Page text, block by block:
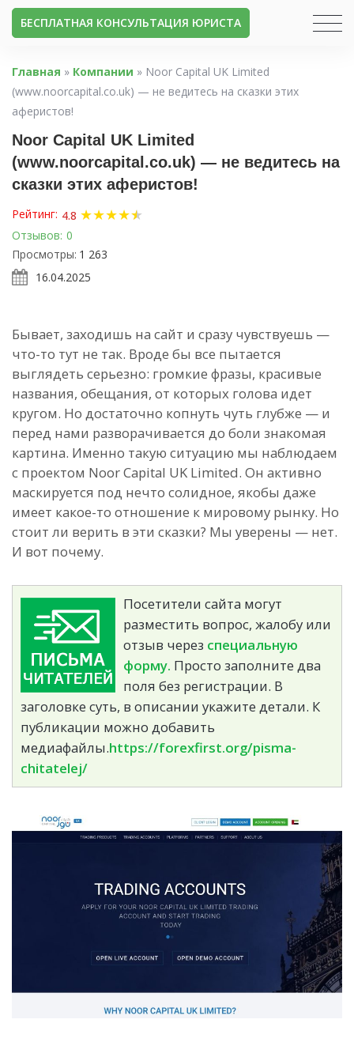
БЕСПЛАТНАЯ КОНСУЛЬТАЦИЯ ЮРИСТА
Главная » Компании » Noor Capital UK Limited
(www.noorcapital.co.uk) — не ведитесь на сказки этих
аферистов!
Noor Capital UK Limited
(www.noorcapital.co.uk) — не ведитесь на
сказки этих аферистов!
Рейтинг: 4.8 ★★★★★
★
Отзывов: 0
Просмотры: 1 263
16.04.2025
Бывает, заходишь на сайт и сразу чувствуешь —
что-то тут не так. Вроде бы все пытается
выглядеть серьезно: громкие фразы, красивые
названия, обещания, от которых голова идет
кругом. Но достаточно копнуть чуть глубже — и
перед нами разворачивается до боли знакомая
картина. Именно такую ситуацию мы наблюдаем
с проектом Noor Capital UK Limited. Он активно
маскируется под нечто солидное, якобы даже
имеет какое-то отношение к мировому рынку. Но
стоит ли верить в эти сказки? Мы уверены — нет.
И вот почему.
Посетители сайта могут
разместить вопрос, жалобу или
отзыв через специальную
форму. Просто заполните два
поля без регистрации. В
заголовке суть, в описании укажите детали. К
публикации можно добавить
медиафайлы.https://forexfirst.org/pisma-
chitatelej/